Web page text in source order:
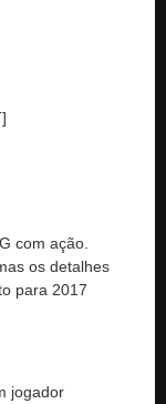
com ação.
os detalhes
para 2017
jogador